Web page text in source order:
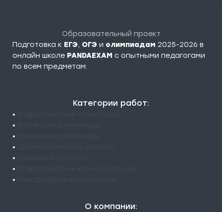
Образовательный проект
Подготовка к ЕГЭ, ОГЭ и олимпиадам 2025-2026 в
онлайн школе PANDAEXAM c опытными педагогами
по всем предметам.
Категории работ:
•
•
•
•
•
•
•
О компании: